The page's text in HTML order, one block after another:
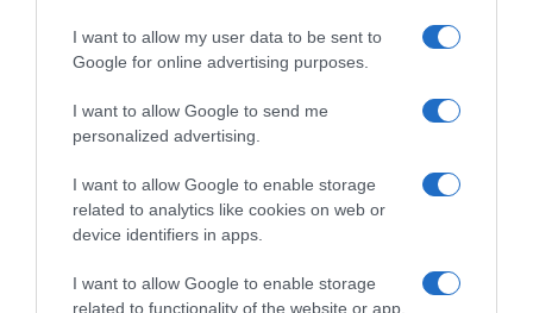
I want to allow my user data to be sent to
Google for online advertising purposes.
I want to allow Google to send me
personalized advertising.
I want to allow Google to enable storage
related to analytics like cookies on web or
device identifiers in apps.
I want to allow Google to enable storage
related to functionality of the website or app.
ΔΙΕΘΝΗ